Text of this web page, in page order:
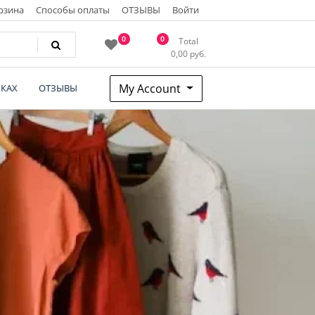
Способы оплаты ОТЗЫВЫ Войти
0 0
Total
0,00 руб.
ОТЗЫВЫ My Account